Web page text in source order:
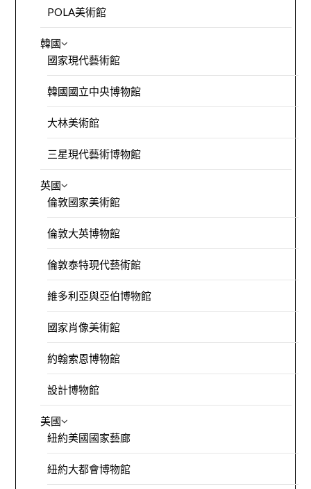
POLA美術館
韓國
國家現代藝術館
韓國國立中央博物館
大林美術館
三星現代藝術博物館
英國
倫敦國家美術館
倫敦大英博物館
倫敦泰特現代藝術館
維多利亞與亞伯博物館
國家肖像美術館
約翰索恩博物館
設計博物館
美國
紐約美國國家藝廊
紐約大都會博物館